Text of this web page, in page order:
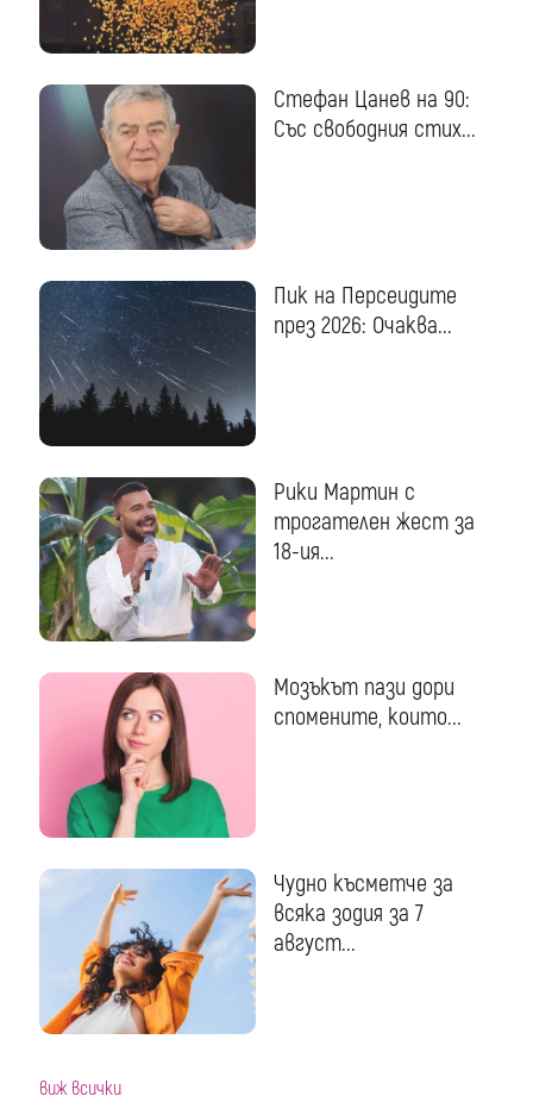
Стефан Цанев на 90:
Със свободния стих...
Пик на Персеидите
през 2026: Очаква...
Рики Мартин с
трогателен жест за
18-ия...
Мозъкът пази дори
спомените, които...
Чудно късметче за
всяка зодия за 7
август...
виж всички